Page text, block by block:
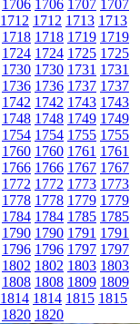
1706 1706 1707 1707
1712 1712 1713 1713
1718 1718 1719 1719
1724 1724 1725 1725
1730 1730 1731 1731
1736 1736 1737 1737
1742 1742 1743 1743
1748 1748 1749 1749
1754 1754 1755 1755
1760 1760 1761 1761
1766 1766 1767 1767
1772 1772 1773 1773
1778 1778 1779 1779
1784 1784 1785 1785
1790 1790 1791 1791
1796 1796 1797 1797
1802 1802 1803 1803
1808 1808 1809 1809
1814 1814 1815 1815
1820 1820